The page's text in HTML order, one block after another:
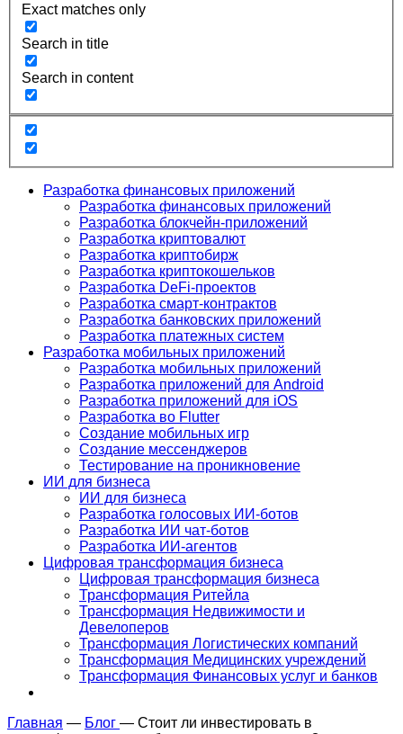
Exact matches only
Search in title
Search in content
Разработка финансовых приложений
Разработка финансовых приложений
Разработка блокчейн-приложений
Разработка криптовалют
Разработка криптобирж
Разработка криптокошельков
Разработка DeFi-проектов
Разработка смарт-контрактов
Разработка банковских приложений
Разработка платежных систем
Разработка мобильных приложений
Разработка мобильных приложений
Разработка приложений для Android
Разработка приложений для iOS
Разработка во Flutter
Создание мобильных игр
Создание мессенджеров
Тестирование на проникновение
ИИ для бизнеса
ИИ для бизнеса
Разработка голосовых ИИ-ботов
Разработка ИИ чат-ботов
Разработка ИИ-агентов
Цифровая трансформация бизнеса
Цифровая трансформация бизнеса
Трансформация Ритейла
Трансформация Недвижимости и
Девелоперов
Трансформация Логистических компаний
Трансформация Медицинских учреждений
Трансформация Финансовых услуг и банков
Главная — Блог — Стоит ли инвестировать в